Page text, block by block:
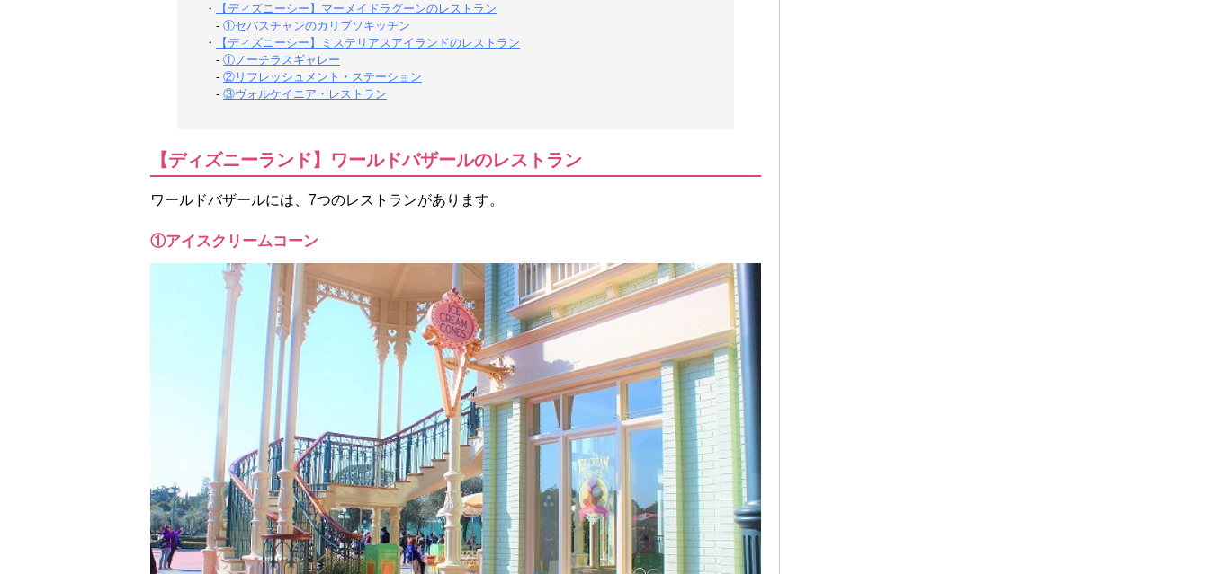
・
【ディズニーシー】マーメイドラグーンのレストラン
- ①セバスチャンのカリブソキッチン
・
【ディズニーシー】ミステリアスアイランドのレストラン
- ①ノーチラスギャレー
- ②リフレッシュメント・ステーション
- ③ヴォルケイニア・レストラン
【ディズニーランド】ワールドバザールのレストラン
ワールドバザールには、7つのレストランがあります。
①アイスクリームコーン